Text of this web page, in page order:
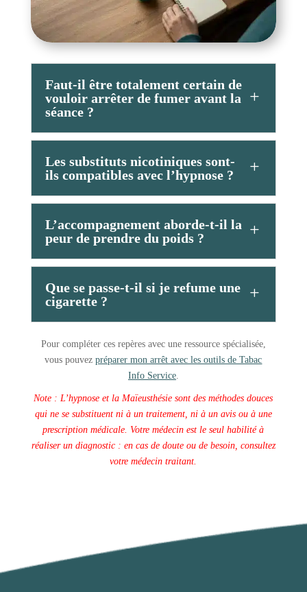
Faut-il être totalement certain de
vouloir arrêter de fumer avant la
séance ?
Les substituts nicotiniques sont-
ils compatibles avec l’hypnose ?
L’accompagnement aborde-t-il la
peur de prendre du poids ?
Que se passe-t-il si je refume une
cigarette ?
Pour compléter ces repères avec une ressource spécialisée,
vous pouvezpréparer mon arrêt avec les outils de Tabac
Info Service.
Note : L’hypnose et la Maïeusthésie sont des méthodes douces
qui ne se substituent ni à un traitement, ni à un avis ou à une
prescription médicale. Votre médecin est le seul habilité à
réaliser un diagnostic : en cas de doute ou de besoin, consultez
votre médecin traitant.